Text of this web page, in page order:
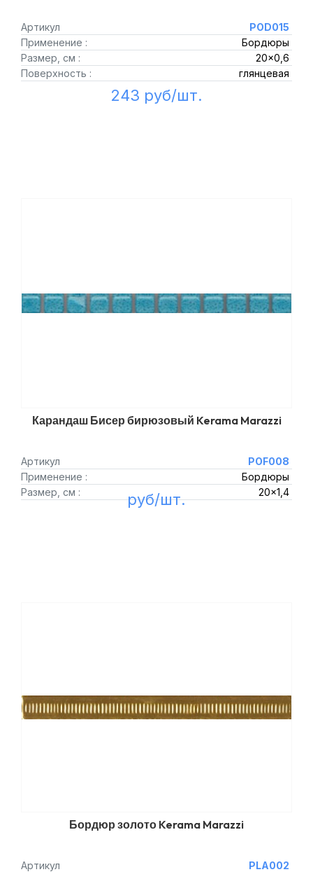
Артикул
POD015
Применение :
Бордюры
Размер, см :
20x0,6
Поверхность :
глянцевая
243 руб/шт.
Карандаш Бисер бирюзовый Kerama Marazzi
Артикул
POF008
Применение :
Бордюры
Размер, см :
20x1,4
руб/шт.
Бордюр золото Kerama Marazzi
Артикул
PLA002